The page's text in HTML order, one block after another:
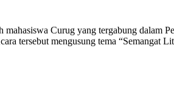
Curug yang tergabung dalam
tersebut mengusung tema “Semangat